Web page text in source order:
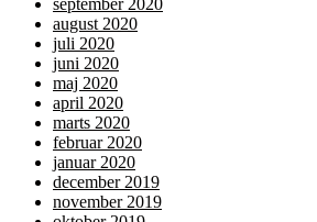
august 2020
juli 2020
juni 2020
maj 2020
april 2020
marts 2020
februar 2020
januar 2020
december 2019
november 2019